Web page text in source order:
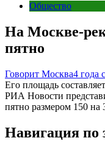
Общество
На Москве-
пятно
Говорит Москва4 года
Его площадь
РИА Новости
пятно размером 150 на
Навигация по